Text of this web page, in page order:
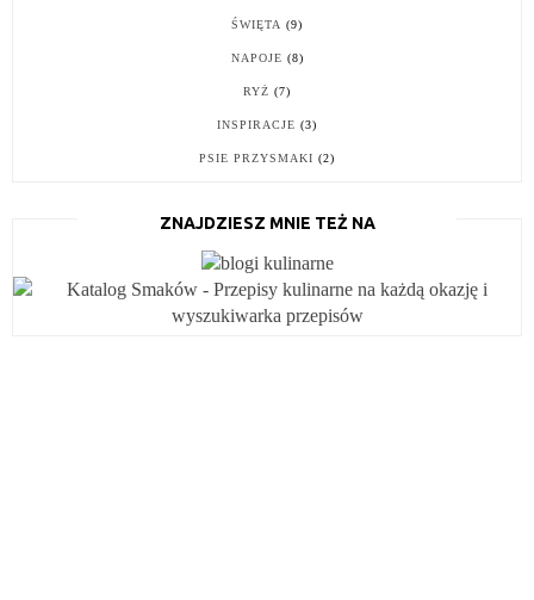
ŚWIĘTA (9)
NAPOJE (8)
RYŻ (7)
INSPIRACJE (3)
PSIE PRZYSMAKI (2)
ZNAJDZIESZ MNIE TEŻ NA